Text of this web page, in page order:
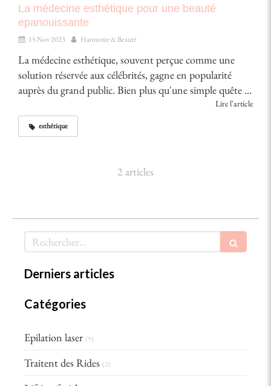
La médecine esthétique pour une beauté
epanouissante
15 Nov 2023 Harmonie & Beauté
La médecine esthétique, souvent perçue comme une
solution réservée aux célébrités, gagne en popularité
auprès du grand public. Bien plus qu'une simple quête ...
Lire l'article
esthétique
2 articles
Rechercher
Derniers articles
Catégories
Epilation laser (9)
Traitent des Rides (2)